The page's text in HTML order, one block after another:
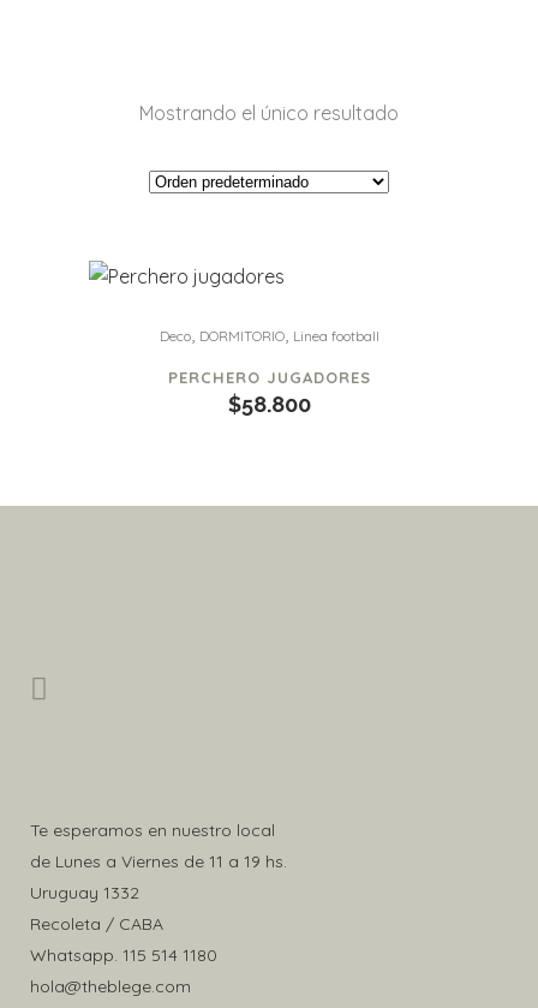
Mostrando el único resultado
Deco, DORMITORIO, Linea football
PERCHERO JUGADORES
$58.800
Te esperamos en nuestro local
de Lunes a Viernes de 11 a 19 hs.
Uruguay 1332
Recoleta / CABA
Whatsapp. 115 514 1180
hola@theblege.com